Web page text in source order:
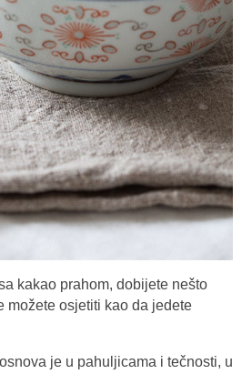
kakao prahom, dobijete nešto
možete osjetiti kao da jedete
je u pahuljicama i tečnosti, u